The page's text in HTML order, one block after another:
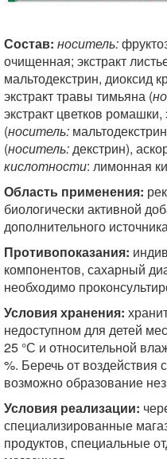
Состав: носитель:
очищенная; экстракт
мальтодекстрин, диоксид
экстракт травы тимьяна (
экстракт цветков ромашки,
(носитель:
(носитель:декстрин),
кислотности: лимонная
Область применения:
биологически активной
дополнительного
Противопоказания:
компонентов, сахарный
необходимо
Условия хранения:
недоступном для детей
25 °С и относительной
%. Беречь от воздействия
возможно образование
Условия реализации:
специализированные
продуктов, специальные